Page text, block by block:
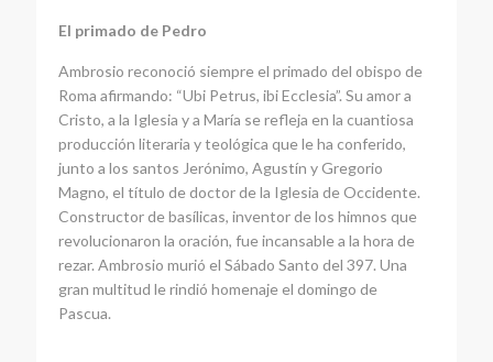
El primado de Pedro
Ambrosio reconoció siempre el primado del obispo de
Roma afirmando: “Ubi Petrus, ibi Ecclesia”. Su amor a
Cristo, a la Iglesia y a María se refleja en la cuantiosa
producción literaria y teológica que le ha conferido,
junto a los santos Jerónimo, Agustín y Gregorio
Magno, el título de doctor de la Iglesia de Occidente.
Constructor de basílicas, inventor de los himnos que
revolucionaron la oración, fue incansable a la hora de
rezar. Ambrosio murió el Sábado Santo del 397. Una
gran multitud le rindió homenaje el domingo de
Pascua.